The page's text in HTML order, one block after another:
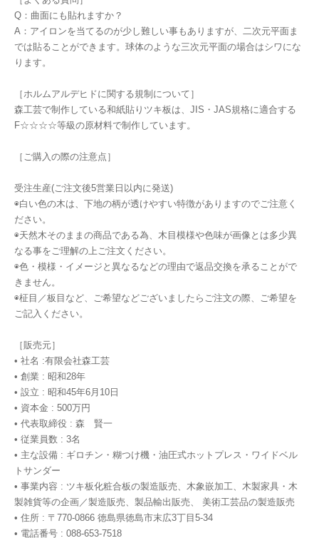
Q：曲面にも貼れますか？
A：アイロンを当てるのが少し難しい事もありますが、二次元平面ま
では貼ることができます。球体のような三次元平面の場合はシワにな
ります。
［ホルムアルデヒドに関する規制について］
森工芸で制作している和紙貼りツキ板は、JIS・JAS規格に適合する
F☆☆☆☆等級の原材料で制作しています。
［ご購入の際の注意点］
受注生産(ご注文後5営業日以内に発送)
◉白い色の木は、下地の柄が透けやすい特徴がありますのでご注意く
ださい。
◉天然木そのままの商品である為、木目模様や色味が画像とは多少異
なる事をご理解の上ご注文ください。
◉色・模様・イメージと異なるなどの理由で返品交換を承ることがで
きません。
◉柾目／板目など、ご希望などございましたらご注文の際、ご希望を
ご記入ください。
［販売元］
• 社名 :有限会社森工芸
• 創業 : 昭和28年
• 設立 : 昭和45年6月10日
• 資本金 : 500万円
• 代表取締役 : 森 賢一
• 従業員数 : 3名
• 主な設備 : ギロチン・糊つけ機・油圧式ホットプレス・ワイドベル
トサンダー
• 事業内容 : ツキ板化粧合板の製造販売、木象嵌加工、木製家具・木
製雑貨等の企画／製造販売、製品輸出販売、 美術工芸品の製造販売
• 住所 : 〒770-0866 徳島県徳島市末広3丁目5-34
• 電話番号 : 088-653-7518